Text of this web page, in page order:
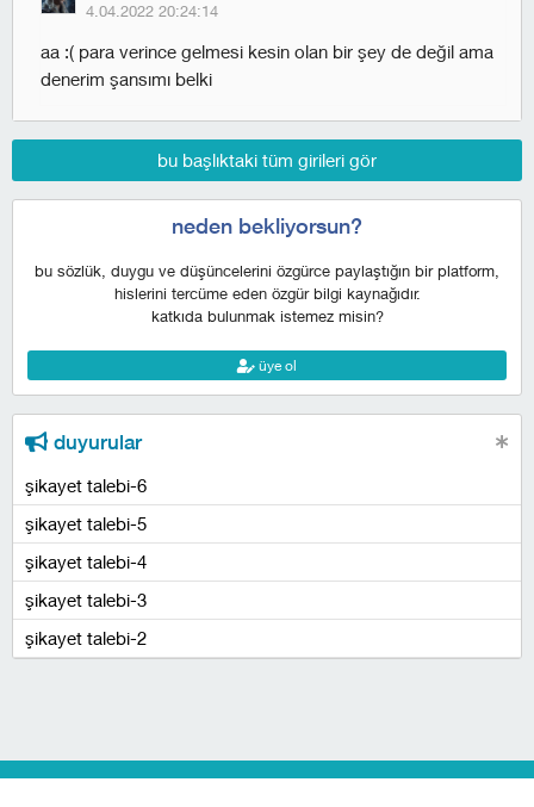
4.04.2022 20:24:14
aa :( para verince gelmesi kesin olan bir şey de değil ama
denerim şansımı belki
bu başlıktaki tüm girileri gör
neden bekliyorsun?
bu sözlük, duygu ve düşüncelerini özgürce paylaştığın bir platform,
hislerini tercüme eden özgür bilgi kaynağıdır.
katkıda bulunmak istemez misin?
üye ol
duyurular
şikayet talebi-6
şikayet talebi-5
şikayet talebi-4
şikayet talebi-3
şikayet talebi-2